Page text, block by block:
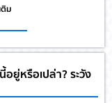
ติม
ยู่หรือเปล่า? ระวัง